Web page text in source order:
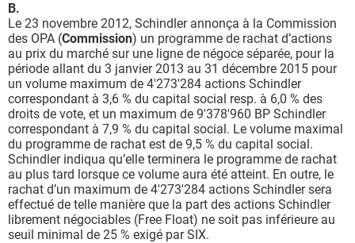
B.
Le 23 novembre 2012, Schindler annonça à la Commission
des OPA (Commission) un programme de rachat d’actions
au prix du marché sur une ligne de négoce séparée, pour la
période allant du 3 janvier 2013 au 31 décembre 2015 pour
un volume maximum de 4'273'284 actions Schindler
correspondant à 3,6 % du capital social resp. à 6,0 % des
droits de vote, et un maximum de 9'378'960 BP Schindler
correspondant à 7,9 % du capital social. Le volume maximal
du programme de rachat est de 9,5 % du capital social.
Schindler indiqua qu’elle terminera le programme de rachat
au plus tard lorsque ce volume aura été atteint. En outre, le
rachat d’un maximum de 4'273'284 actions Schindler sera
effectué de telle manière que la part des actions Schindler
librement négociables (Free Float) ne soit pas inférieure au
seuil minimal de 25 % exigé par SIX.